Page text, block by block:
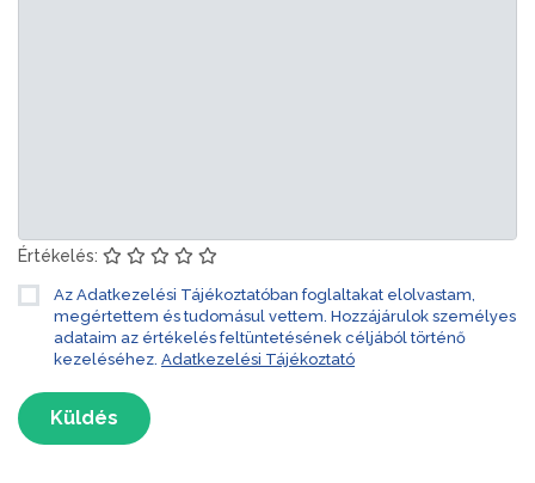
Értékelés:
Az Adatkezelési Tájékoztatóban foglaltakat elolvastam,
megértettem és tudomásul vettem. Hozzájárulok személyes
adataim az értékelés feltüntetésének céljából történő
kezeléséhez. Adatkezelési Tájékoztató
Küldés